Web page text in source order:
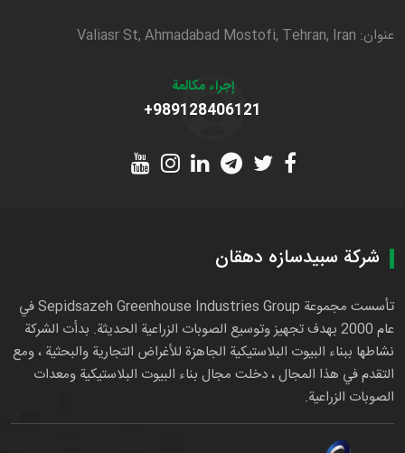
عنوان: Valiasr St, Ahmadabad Mostofi, Tehran, Iran
إجراء مكالمة
+989128406121
شركة سبيدسازه دهقان
تأسست مجموعة Sepidsazeh Greenhouse Industries Group في
عام 2000 بهدف تجهيز وتوسيع الصوبات الزراعية الحديثة. بدأت الشركة
نشاطها ببناء البيوت البلاستيكية الجاهزة للأغراض التجارية والبحثية ، ومع
التقدم في هذا المجال ، دخلت مجال بناء البيوت البلاستيكية ومعدات
الصوبات الزراعية.